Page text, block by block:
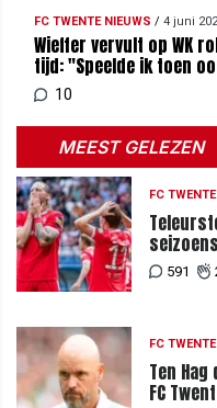
FC TWENTE NIEUWS / 4 juni
Wieffer vervult op WK
tijd: "Speelde ik toen
10
MEEST GELEZEN
FC
591
FC
Ten
FC